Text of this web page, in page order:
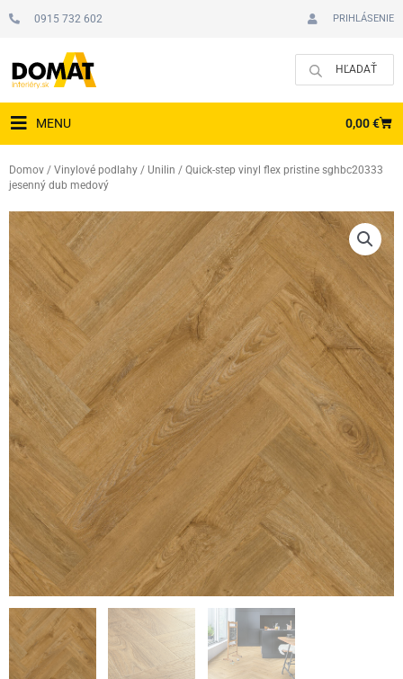
0915 732 602 PRIHLÁSENIE
MENU 0,00€
Domov / Vinylové podlahy / Unilin / Quick-step vinyl flex pristine sghbc20333
jesenný dub medový